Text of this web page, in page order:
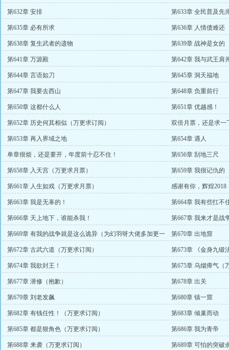
第632章 安排 第633章 全民普及先
第635章 必有所求 第636章 人情债难还
第638章 复生武者的遗物 第639章 战神是女的
第641章 万源殿 第642章 我与武王肩
第644章 言语如刀 第645章 洞天福地
第647章 我要去西山 第648章 负重前行
第650章 这都什么人 第651章 优越感！
第652章 历史何其相似（万更求订阅） 双倍月票，还是求一
第653章 再入界域之地 第654章 遇人
单章很烦，还是要开，年度前十忍不住！ 第656章 刮地三尺
第658章 入天宫（万更求月票） 第659章 我很记仇的
第661章 人生如戏（万更求月票） 感谢有你，辉煌2018
第663章 我是无辜的！ 第664章 我有些扛不
第666章 天上地下，谁能杀我！ 第667章 我来才是战
第669章 有我的战争就是这么诡异（为幻羽呀大佬多加更一
章）
第670章 出地窟
第672章 古武六道（万更求订阅） 第673章 《金身九锻
第674章 我欲封王！ 第675章 乌烟瘴气（
第677章 潜修（抱歉） 第678章 出关
第679章 刘老发飙 第680章 镇一窟
第682章 有钱任性！（万更求订阅） 第683章 倾巢而动
第685章 都是狠角色（万更求订阅） 第686章 我为青帝
第688章 来袭（万更求订阅） 第689章 可怕的突破